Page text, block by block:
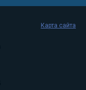
Карта сайта